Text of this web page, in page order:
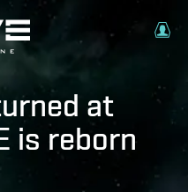
at
is reborn